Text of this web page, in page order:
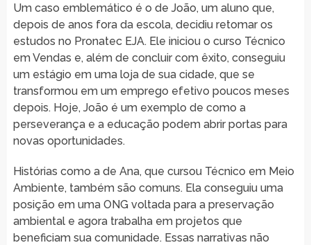
Um caso emblemático é o de João, um aluno que,
depois de anos fora da escola, decidiu retomar os
estudos no Pronatec EJA. Ele iniciou o curso Técnico
em Vendas e, além de concluir com êxito, conseguiu
um estágio em uma loja de sua cidade, que se
transformou em um emprego efetivo poucos meses
depois. Hoje, João é um exemplo de como a
perseverança e a educação podem abrir portas para
novas oportunidades.
Histórias como a de Ana, que cursou Técnico em Meio
Ambiente, também são comuns. Ela conseguiu uma
posição em uma ONG voltada para a preservação
ambiental e agora trabalha em projetos que
beneficiam sua comunidade. Essas narrativas não